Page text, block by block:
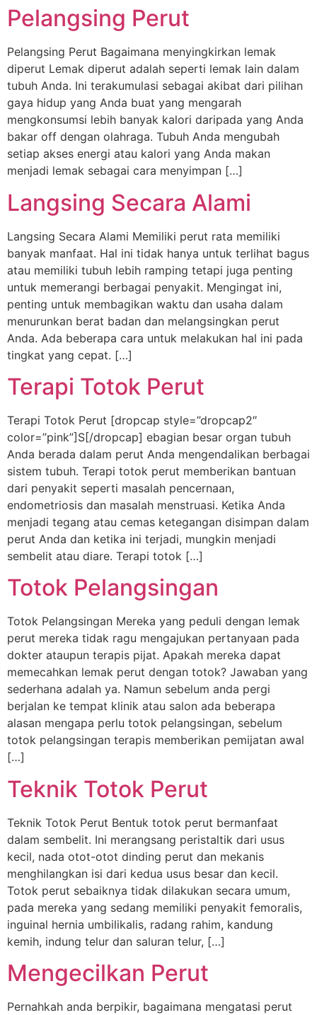
Pelangsing Perut
Pelangsing Perut Bagaimana menyingkirkan lemak
diperut Lemak diperut adalah seperti lemak lain dalam
tubuh Anda. Ini terakumulasi sebagai akibat dari pilihan
gaya hidup yang Anda buat yang mengarah
mengkonsumsi lebih banyak kalori daripada yang Anda
bakar off dengan olahraga. Tubuh Anda mengubah
setiap akses energi atau kalori yang Anda makan
menjadi lemak sebagai cara menyimpan […]
Langsing Secara Alami
Langsing Secara Alami Memiliki perut rata memiliki
banyak manfaat. Hal ini tidak hanya untuk terlihat bagus
atau memiliki tubuh lebih ramping tetapi juga penting
untuk memerangi berbagai penyakit. Mengingat ini,
penting untuk membagikan waktu dan usaha dalam
menurunkan berat badan dan melangsingkan perut
Anda. Ada beberapa cara untuk melakukan hal ini pada
tingkat yang cepat. […]
Terapi Totok Perut
Terapi Totok Perut [dropcap style=”dropcap2″
color=”pink”]S[/dropcap] ebagian besar organ tubuh
Anda berada dalam perut Anda mengendalikan berbagai
sistem tubuh. Terapi totok perut memberikan bantuan
dari penyakit seperti masalah pencernaan,
endometriosis dan masalah menstruasi. Ketika Anda
menjadi tegang atau cemas ketegangan disimpan dalam
perut Anda dan ketika ini terjadi, mungkin menjadi
sembelit atau diare. Terapi totok […]
Totok Pelangsingan
Totok Pelangsingan Mereka yang peduli dengan lemak
perut mereka tidak ragu mengajukan pertanyaan pada
dokter ataupun terapis pijat. Apakah mereka dapat
memecahkan lemak perut dengan totok? Jawaban yang
sederhana adalah ya. Namun sebelum anda pergi
berjalan ke tempat klinik atau salon ada beberapa
alasan mengapa perlu totok pelangsingan, sebelum
totok pelangsingan terapis memberikan pemijatan awal
[…]
Teknik Totok Perut
Teknik Totok Perut Bentuk totok perut bermanfaat
dalam sembelit. Ini merangsang peristaltik dari usus
kecil, nada otot-otot dinding perut dan mekanis
menghilangkan isi dari kedua usus besar dan kecil.
Totok perut sebaiknya tidak dilakukan secara umum,
pada mereka yang sedang memiliki penyakit femoralis,
inguinal hernia umbilikalis, radang rahim, kandung
kemih, indung telur dan saluran telur, […]
Mengecilkan Perut
Pernahkah anda berpikir, bagaimana mengatasi perut